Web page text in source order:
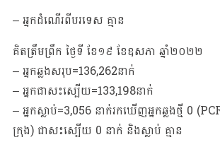
– អ្នកដំណើរពីបរទេស គ្មាន
គិតត្រឹមព្រឹក ថ្ងៃទី ខែ១៩ ខែឧសភា ឆ្នាំ២០២២
– អ្នកឆ្លងសរុប=136,262នាក់
– អ្នកជាសះស្បើយ=133,198នាក់
– អ្នកស្លាប់=3,056 នាក់រកឃើញអ្នកឆ្លងថ្មី 0​​
ក្រុង) ជាសះស្បើយ 0 នាក់ និងស្លាប់ គ្មាន